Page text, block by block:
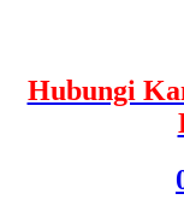
Hubungi